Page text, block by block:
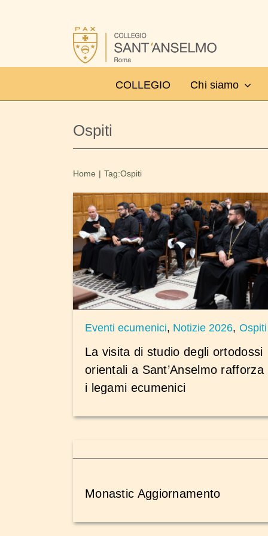
COLLEGIO
Chi siamo
Ospiti
Home Tag:Ospiti
Eventi ecumenici, Notizie 2026, Ospiti
La visita di studio degli ortodossi
orientali a Sant’Anselmo rafforza
i legami ecumenici
Monastic Aggiornamento